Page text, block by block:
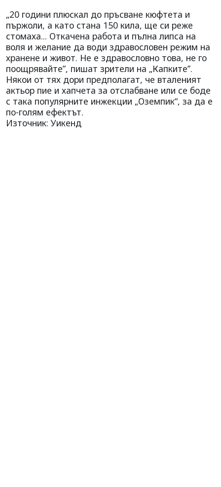
„20 години плюскал до пръсване кюфтета и
пържоли, а като стана 150 кила, ще си реже
стомаха... Откачена работа и пълна липса на
воля и желание да води здравословен режим на
хранене и живот. Не е здравословно това, не го
поощрявайте”, пишат зрители на „Капките”.
Някои от тях дори предполагат, че вталеният
актьор пие и хапчета за отслабване или се боде
с така популярните инжекции „Оземпик“, за да е
по-голям ефектът.
Източник: Уикенд